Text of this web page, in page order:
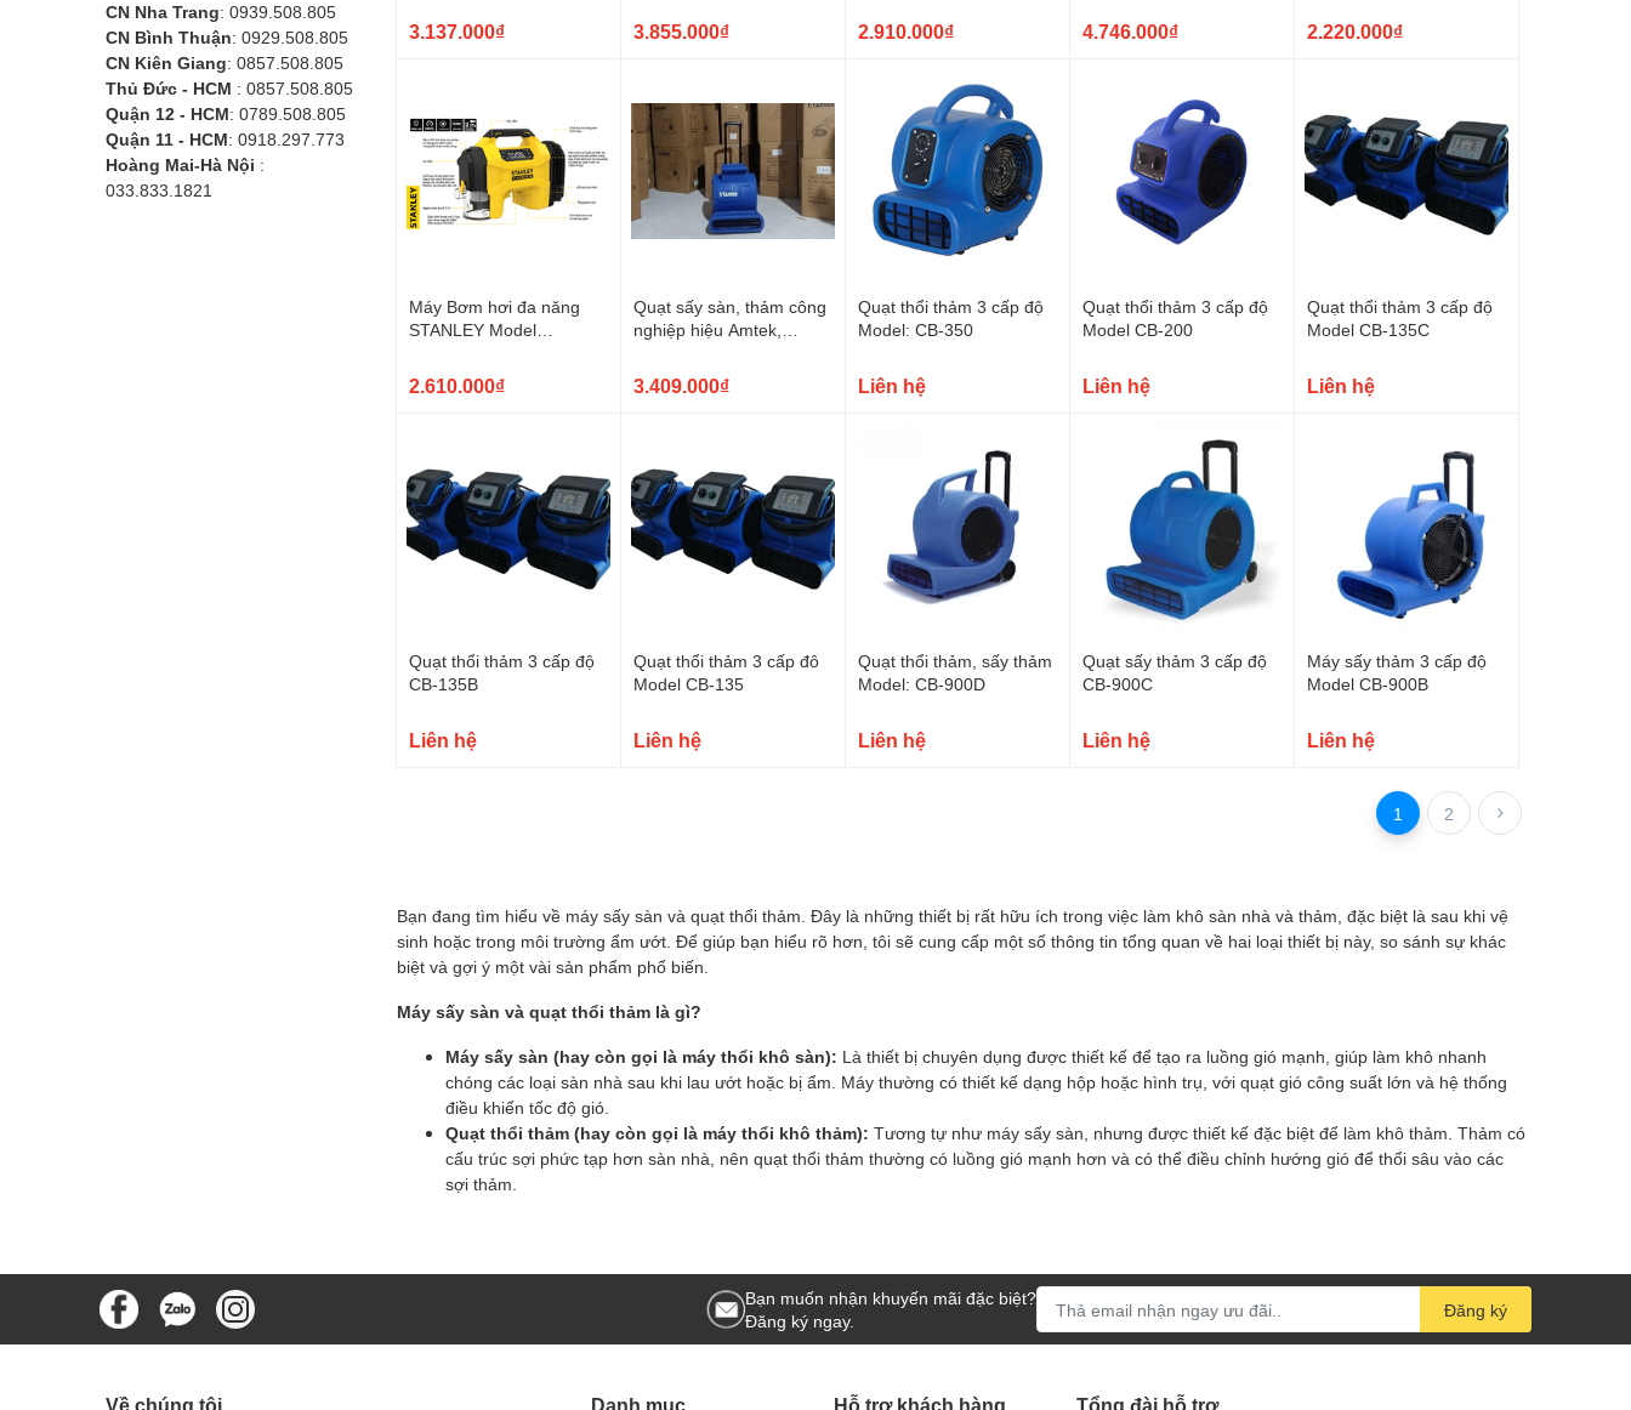
CN Nha Trang: 0939.508.805
CN Bình Thuận: 0929.508.805
CN Kiên Giang: 0857.508.805
Thủ Đức - HCM : 0857.508.805
Quận 12 - HCM: 0789.508.805
Quận 11 - HCM: 0918.297.773
Hoàng Mai-Hà Nội :
033.833.1821
3.137.000₫ 3.855.000₫ 2.910.000₫ 4.746.000₫ 2.220.000₫
Máy Bơm hơi đa năng
STANLEY Model
2.610.000₫
Quạt sấy sàn, thảm công
nghiệp hiệu Amtek,
3.409.000₫
Quạt thổi thảm 3 cấp độ
Model: CB-350
Liên hệ
Quạt thổi thảm 3 cấp độ
Model CB-200
Liên hệ
Quạt thổi thảm 3 cấp độ
Model CB-135C
Liên hệ
Quạt thổi thảm 3 cấp độ
CB-135B
Liên hệ
Quạt thổi thảm 3 cấp đô
Model CB-135
Liên hệ
Quạt thổi thảm, sấy thảm
Model: CB-900D
Liên hệ
Quạt sấy thảm 3 cấp độ
CB-900C
Liên hệ
Máy sấy thảm 3 cấp độ
Model CB-900B
Liên hệ
1 2
Bạn đang tìm hiểu về máy sấy sàn và quạt thổi thảm. Đây là những thiết bị rất hữu ích trong việc làm khô sàn nhà và thảm, đặc biệt là sau khi vệ
sinh hoặc trong môi trường ẩm ướt. Để giúp bạn hiểu rõ hơn, tôi sẽ cung cấp một số thông tin tổng quan về hai loại thiết bị này, so sánh sự khác
biệt và gợi ý một vài sản phẩm phổ biến.
Máy sấy sàn và quạt thổi thảm là gì?
Máy sấy sàn (hay còn gọi là máy thổi khô sàn): Là thiết bị chuyên dụng được thiết kế để tạo ra luồng gió mạnh, giúp làm khô nhanh
chóng các loại sàn nhà sau khi lau ướt hoặc bị ẩm. Máy thường có thiết kế dạng hộp hoặc hình trụ, với quạt gió công suất lớn và hệ thống
điều khiển tốc độ gió.
Quạt thổi thảm (hay còn gọi là máy thổi khô thảm): Tương tự như máy sấy sàn, nhưng được thiết kế đặc biệt để làm khô thảm. Thảm có
cấu trúc sợi phức tạp hơn sàn nhà, nên quạt thổi thảm thường có luồng gió mạnh hơn và có thể điều chỉnh hướng gió để thổi sâu vào các
sợi thảm.
Bạn muốn nhận khuyến mãi đặc biệt?
Đăng ký ngay.
Đăng ký
Về chúng tôi Danh mục Hỗ trợ khách hàng Tổng đài hỗ trợ